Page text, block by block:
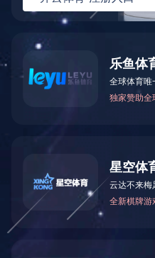
环保
危险
环
废乳化液处理